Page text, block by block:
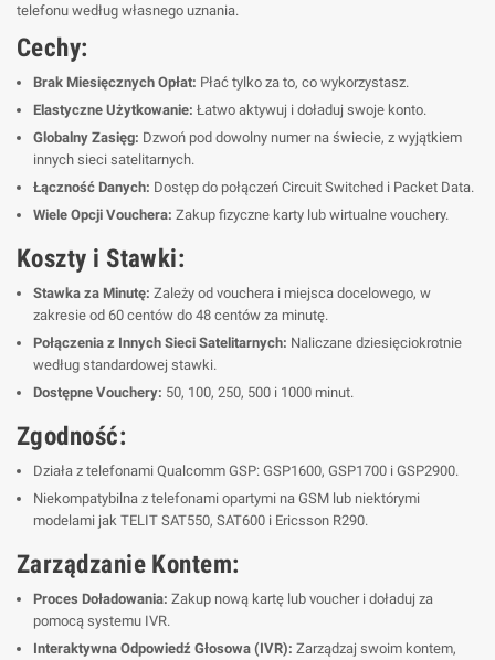
telefonu według własnego uznania.
Cechy:
Brak Miesięcznych Opłat: Płać tylko za to, co wykorzystasz.
Elastyczne Użytkowanie: Łatwo aktywuj i doładuj swoje konto.
Globalny Zasięg: Dzwoń pod dowolny numer na świecie, z wyjątkiem
innych sieci satelitarnych.
Łączność Danych: Dostęp do połączeń Circuit Switched i Packet Data.
Wiele Opcji Vouchera: Zakup fizyczne karty lub wirtualne vouchery.
Koszty i Stawki:
Stawka za Minutę: Zależy od vouchera i miejsca docelowego, w
zakresie od 60 centów do 48 centów za minutę.
Połączenia z Innych Sieci Satelitarnych: Naliczane dziesięciokrotnie
według standardowej stawki.
Dostępne Vouchery: 50, 100, 250, 500 i 1000 minut.
Zgodność:
Działa z telefonami Qualcomm GSP: GSP1600, GSP1700 i GSP2900.
Niekompatybilna z telefonami opartymi na GSM lub niektórymi
modelami jak TELIT SAT550, SAT600 i Ericsson R290.
Zarządzanie Kontem:
Proces Doładowania: Zakup nową kartę lub voucher i doładuj za
pomocą systemu IVR.
Interaktywna Odpowiedź Głosowa (IVR): Zarządzaj swoim kontem,